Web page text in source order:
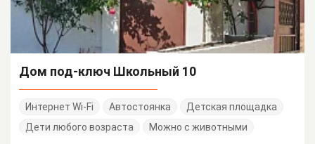
Дом под-ключ Школьный 10
Интернет Wi-Fi Автостоянка
Детская площадка
Дети любого возраста
Можно с животными